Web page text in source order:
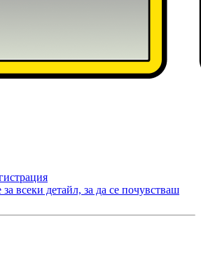
за всеки детайл, за да се почувстваш